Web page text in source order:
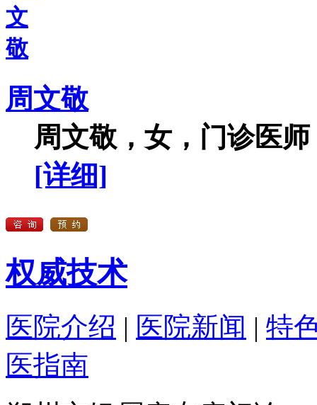
周文敬
周文敬，女，门诊医
[详细]
权威技术
医院介绍 | 医院新闻 | 特
医指南